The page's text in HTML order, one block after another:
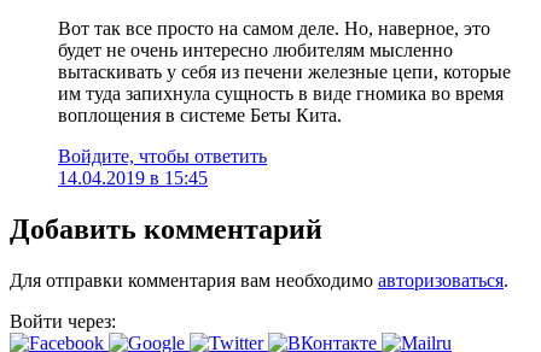
Вот так все просто на самом деле. Но, наверное, это
будет не очень интересно любителям мысленно
вытаскивать у себя из печени железные цепи, которые
им туда запихнула сущность в виде гномика во время
воплощения в системе Беты Кита.
Войдите, чтобы ответить
14.04.2019 в 15:45
Добавить комментарий
Для отправки комментария вам необходимо авторизоваться.
Войти через: